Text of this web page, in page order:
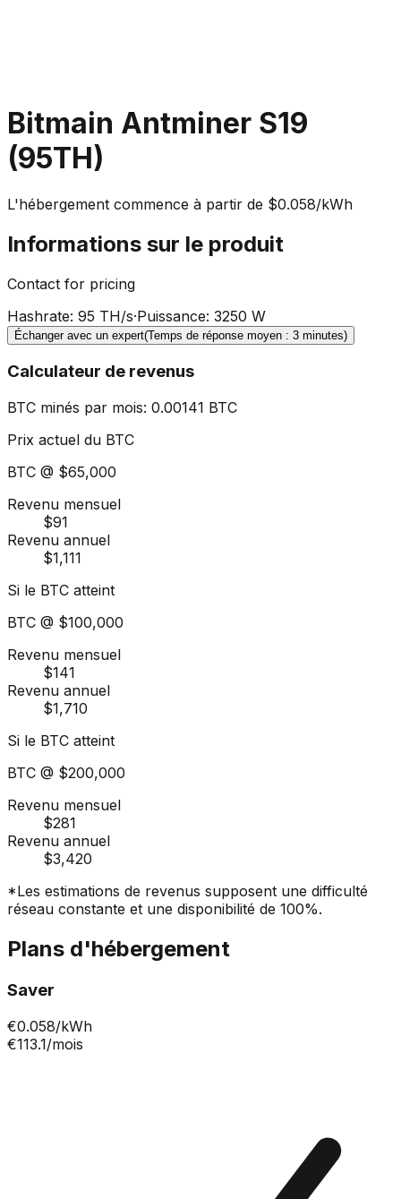
Bitmain Antminer S19
(95TH)
L'hébergement commence à partir de $0.058/kWh
Informations sur le produit
Contact for pricing
Hashrate: 95 TH/s·Puissance: 3250 W
Échanger avec un expert(Temps de réponse moyen : 3 minutes)
Calculateur de revenus
BTC minés par mois: 0.00141 BTC
Prix actuel du BTC
BTC @ $65,000
Revenu mensuel
$91
Revenu annuel
$1,111
Si le BTC atteint
BTC @ $100,000
Revenu mensuel
$141
Revenu annuel
$1,710
Si le BTC atteint
BTC @ $200,000
Revenu mensuel
$281
Revenu annuel
$3,420
*Les estimations de revenus supposent une difficulté
réseau constante et une disponibilité de 100%.
Plans d'hébergement
Saver
€0.058/kWh
€113.1/mois